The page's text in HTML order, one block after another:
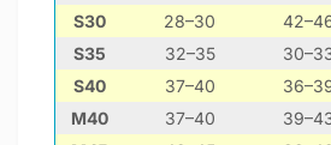
S30
28–30
S35
32–35
S40
37–40
M40
37–40